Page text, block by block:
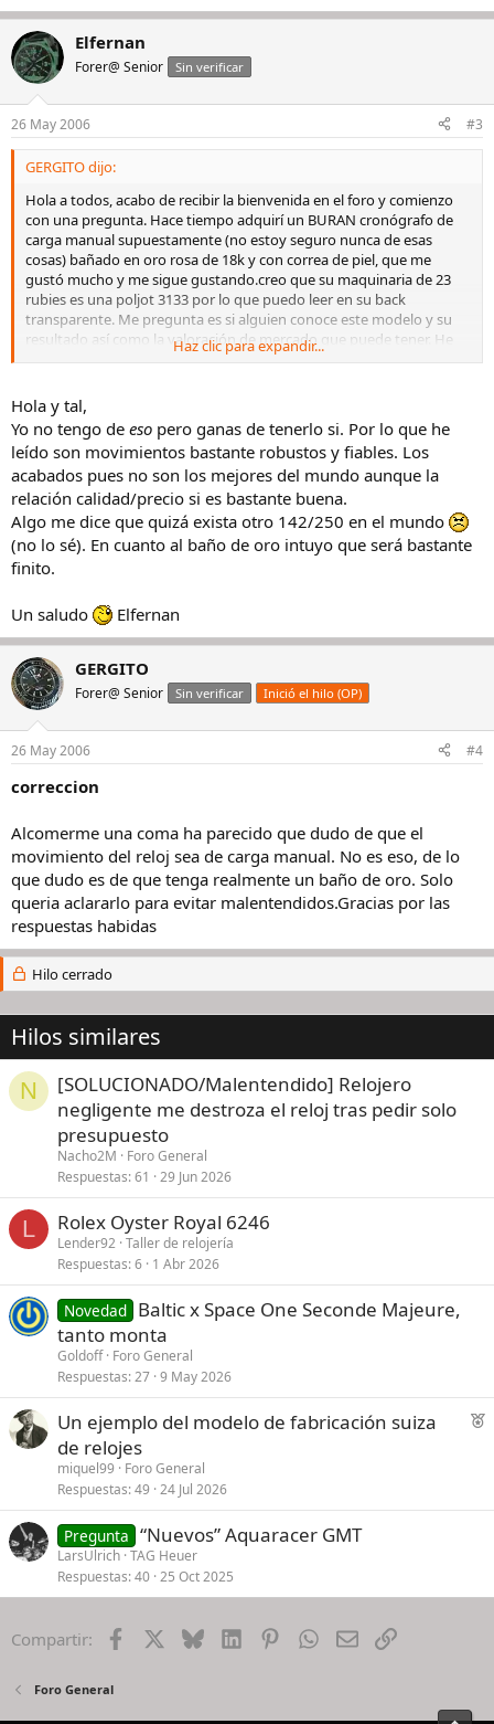
Elfernan
Forer@ Senior Sin verificar
26 May 2006 #3
GERGITO dijo:
Hola a todos, acabo de recibir la bienvenida en el foro y comienzo
con una pregunta. Hace tiempo adquirí un BURAN cronógrafo de
carga manual supuestamente (no estoy seguro nunca de esas
cosas) bañado en oro rosa de 18k y con correa de piel, que me
gustó mucho y me sigue gustando.creo que su maquinaria de 23
rubies es una poljot 3133 por lo que puedo leer en su back
transparente. Me pregunta es si alguien conoce este modelo y su
resultado así como la valoración de mercado que puede tener. He
leido que lo de que es edición limitada puede ser un cuento ruso asi
Gracias por todo.
Si hiciese falta podría postear foto cuando aprenda a hacerlo.
Haz clic para expandir...
Hola y tal,
Yo no tengo de eso pero ganas de tenerlo si. Por lo que he
leído son movimientos bastante robustos y fiables. Los
acabados pues no son los mejores del mundo aunque la
relación calidad/precio si es bastante buena.
Algo me dice que quizá exista otro 142/250 en el mundo
(no lo sé). En cuanto al baño de oro intuyo que será bastante
finito.
Un saludo Elfernan
GERGITO
Forer@ Senior Sin verificar Inició el hilo (OP)
26 May 2006 #4
correccion
Alcomerme una coma ha parecido que dudo de que el
movimiento del reloj sea de carga manual. No es eso, de lo
que dudo es de que tenga realmente un baño de oro. Solo
queria aclararlo para evitar malentendidos.Gracias por las
respuestas habidas
Hilo cerrado
Hilos similares
N
[SOLUCIONADO/Malentendido] Relojero
negligente me destroza el reloj tras pedir solo
presupuesto
Nacho2M
Foro General
Respuestas 61 29 Jun 2026
L Rolex Oyster Royal 6246
Lender92 Taller de relojería
Respuestas 6 1 Abr 2026
Novedad Baltic x Space One Seconde Majeure,
tanto monta
Goldoff Foro General
Respuestas 27 9 May 2026
F
u
Un ejemplo del modelo de fabricación suiza
de relojes
miquel99
Foro General
Respuestas 49 24 Jul 2026
Pregunta “Nuevos” Aquaracer GMT
LarsUlrich TAG Heuer
Respuestas 40 25 Oct 2025
Compartir: Facebook BlueskyLinkedInPinterestWhatsApp
EmailEnlace
Foro General